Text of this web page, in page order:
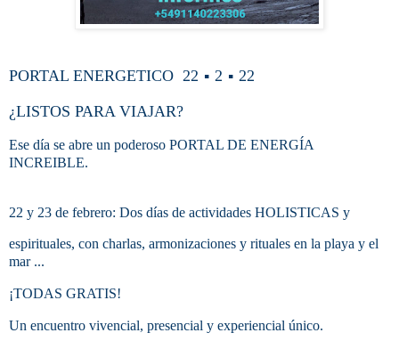
PORTAL ENERGETICO 22 ▪︎ 2 ▪︎ 22
¿LISTOS PARA VIAJAR?
Ese día se abre un poderoso PORTAL DE ENERGÍA
INCREIBLE.
22 y 23 de febrero: Dos días de actividades HOLISTICAS y
espirituales, con charlas, armonizaciones y rituales en la playa y el
mar ...
¡TODAS GRATIS!
Un encuentro vivencial, presencial y experiencial único.